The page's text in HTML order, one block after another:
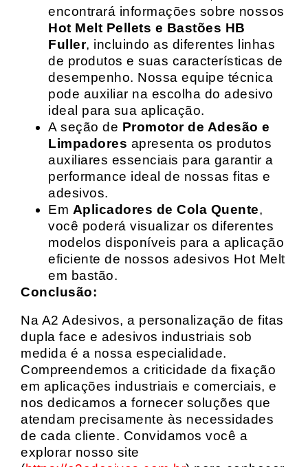
encontrará informações sobre nossos
Hot Melt Pellets e Bastões HB
Fuller, incluindo as diferentes linhas
de produtos e suas características de
desempenho. Nossa equipe técnica
pode auxiliar na escolha do adesivo
ideal para sua aplicação.
A seção de Promotor de Adesão e
Limpadores apresenta os produtos
auxiliares essenciais para garantir a
performance ideal de nossas fitas e
adesivos.
Em Aplicadores de Cola Quente,
você poderá visualizar os diferentes
modelos disponíveis para a aplicação
eficiente de nossos adesivos Hot Melt
em bastão.
Conclusão:
Na A2 Adesivos, a personalização de fitas
dupla face e adesivos industriais sob
medida é a nossa especialidade.
Compreendemos a criticidade da fixação
em aplicações industriais e comerciais, e
nos dedicamos a fornecer soluções que
atendam precisamente às necessidades
de cada cliente. Convidamos você a
explorar nosso site